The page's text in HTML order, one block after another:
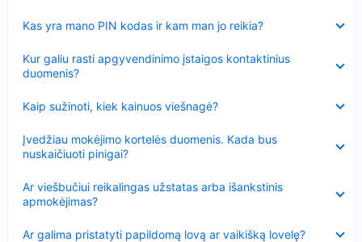
Kas yra mano PIN kodas ir kam man jo reikia?
Kur galiu rasti apgyvendinimo įstaigos kontaktinius
duomenis?
Kaip sužinoti, kiek kainuos viešnagė?
Įvedžiau mokėjimo kortelės duomenis. Kada bus
nuskaičiuoti pinigai?
Ar viešbučiui reikalingas užstatas arba išankstinis
apmokėjimas?
Ar galima pristatyti papildomą lovą ar vaikišką lovelę?